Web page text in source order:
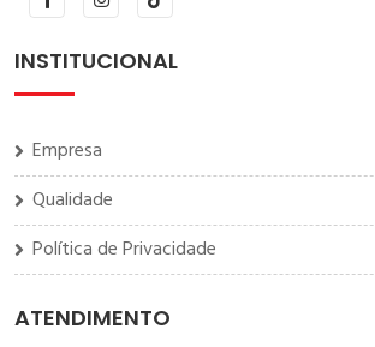
INSTITUCIONAL
Empresa
Qualidade
Política de Privacidade
ATENDIMENTO